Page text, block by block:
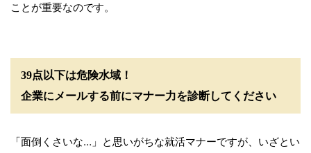
ことが重要なのです。
39点以下は危険水域！
企業にメールする前にマナー力を診断してください
「面倒くさいな…」と思いがちな就活マナーですが、いざとい